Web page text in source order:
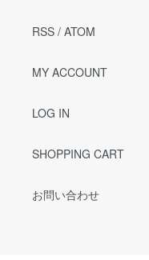
RSS / ATOM
MY ACCOUNT
LOG IN
SHOPPING CART
お問い合わせ